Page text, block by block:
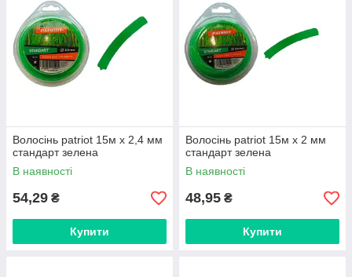
Волосінь patriot 15м х 2,4 мм
стандарт зелена
В наявності
54,29 ₴
Купити
Волосінь patriot 15м х 2 мм
стандарт зелена
В наявності
48,95 ₴
Купити